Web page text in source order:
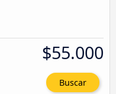
$55.000
Buscar